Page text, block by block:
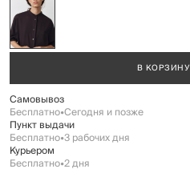
В КОРЗИНУ
Самовывоз
Бесплатно•Сегодня и позже
Пункт выдачи
Бесплатно•3 рабочих дня
Курьером
Бесплатно•2 дня